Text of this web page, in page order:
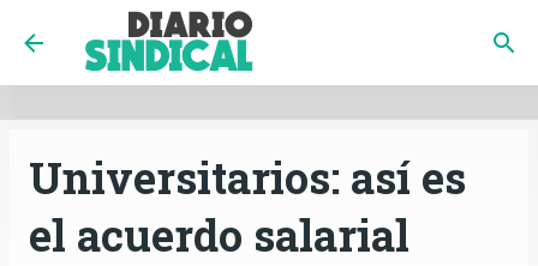
INICIO CÓRDOBA
Ir al contenido principal
Universitarios: así es
el acuerdo salarial